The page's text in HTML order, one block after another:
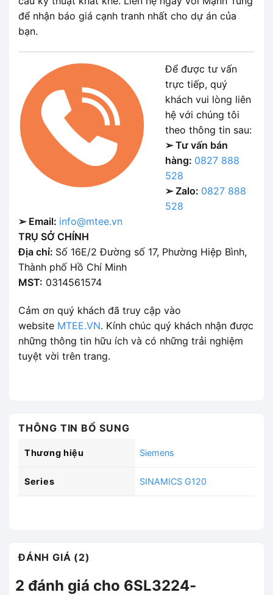
để nhận báo giá cạnh tranh nhất cho dự án của
bạn.
Để được tư vấn
trực tiếp, quý
khách vui lòng liên
hệ với chúng tôi
theo thông tin sau:
➢ Tư vấn bán
hàng: 0827 888
528
➢ Zalo: 0827 888
528
➢ Email: info@mtee.vn
TRỤ SỞ CHÍNH
Địa chỉ: Số 16E/2 Đường số 17, Phường Hiệp Bình,
Thành phố Hồ Chí Minh
MST: 0314561574
Cảm ơn quý khách đã truy cập vào
website MTEE.VN. Kính chúc quý khách nhận được
những thông tin hữu ích và có những trải nghiệm
tuyệt vời trên trang.
THÔNG TIN BỔ SUNG
Thương hiệu Siemens
Series SINAMICS G120
ĐÁNH GIÁ (2)
2 đánh giá cho 6SL3224-